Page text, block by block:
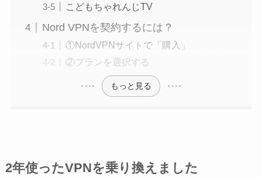
こどもちゃれんじTV
Nord VPNを契約するには？
①NordVPNサイトで「購入」
②プランを選択する
もっと見る
2年使ったVPNを乗り換えました